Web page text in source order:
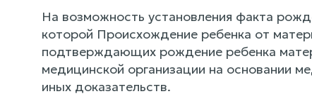
На возможность установления факта
которой Происхождение ребенка от
подтверждающих рождение ребенка
медицинской организации на основании
иных доказательств.